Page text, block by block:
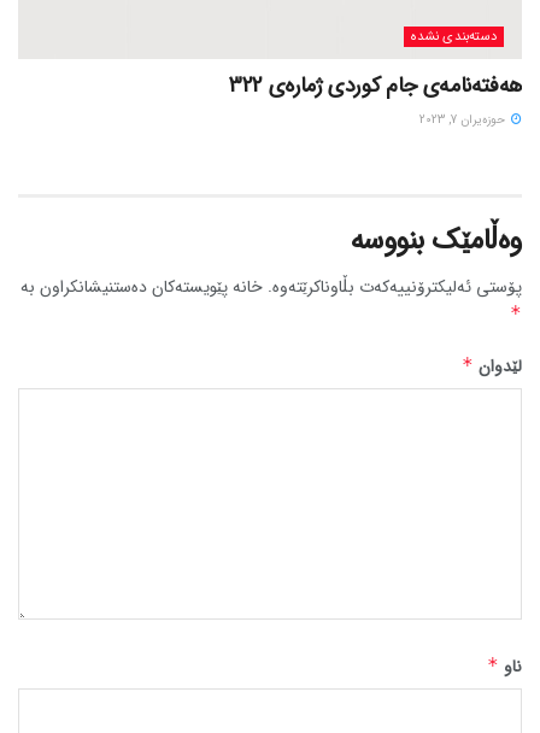
دسته‌بندی نشده
هەفتەنامەی جام کوردی ژمارەی 322
حوزه‌یران 7, 2023
وەڵامێک بنووسە
پۆستی ئەلیکترۆنییەکەت بڵاوناکرێتەوە. خانە پێویستەکان دەستنیشانکراون بە
*
لێدوان *
ناو *